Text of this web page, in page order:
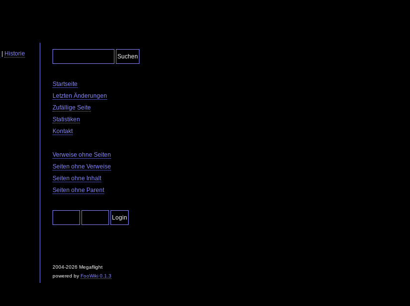
Historie
Startseite
Letzten Änderungen
Zufällige Seite
Statistiken
Kontakt
Verweise ohne Seiten
Seiten ohne Verweise
Seiten ohne Inhalt
Seiten ohne Parent
2004-2026 Megaflight
powered by FooWiki 0.1.3